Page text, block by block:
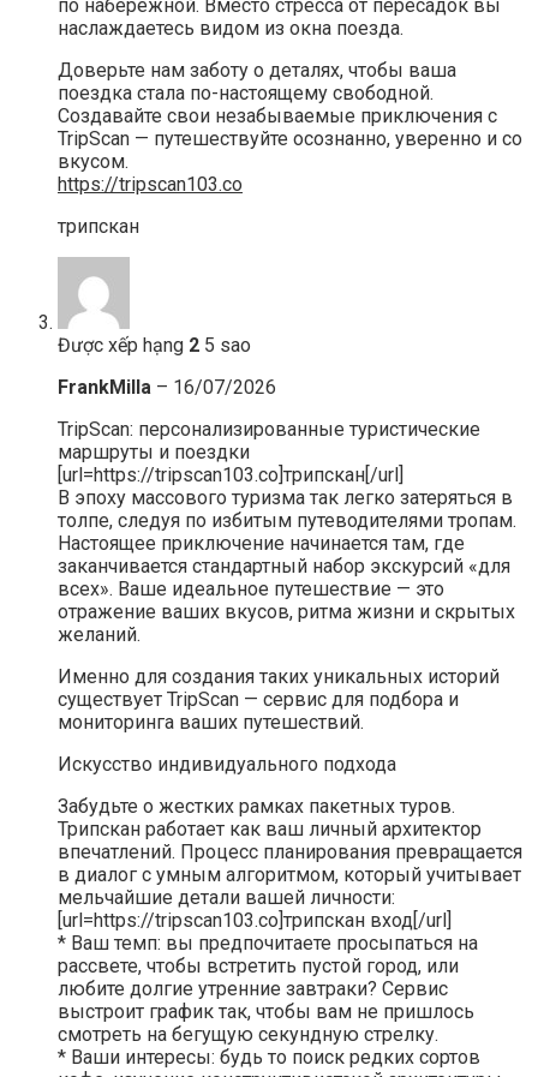
по набережной. Вместо стресса от пересадок вы
наслаждаетесь видом из окна поезда.
Доверьте нам заботу о деталях, чтобы ваша
поездка стала по-настоящему свободной.
Создавайте свои незабываемые приключения с
TripScan — путешествуйте осознанно, уверенно и со
вкусом.
https://tripscan103.co
трипскан
Được xếp hạng 2 5 sao
FrankMilla – 16/07/2026
TripScan: персонализированные туристические
маршруты и поездки
[url=https://tripscan103.co]трипскан[/url]
В эпоху массового туризма так легко затеряться в
толпе, следуя по избитым путеводителями тропам.
Настоящее приключение начинается там, где
заканчивается стандартный набор экскурсий «для
всех». Ваше идеальное путешествие — это
отражение ваших вкусов, ритма жизни и скрытых
желаний.
Именно для создания таких уникальных историй
существует TripScan — сервис для подбора и
мониторинга ваших путешествий.
Искусство индивидуального подхода
Забудьте о жестких рамках пакетных туров.
Трипскан работает как ваш личный архитектор
впечатлений. Процесс планирования превращается
в диалог с умным алгоритмом, который учитывает
мельчайшие детали вашей личности:
[url=https://tripscan103.co]трипскан вход[/url]
* Ваш темп: вы предпочитаете просыпаться на
рассвете, чтобы встретить пустой город, или
любите долгие утренние завтраки? Сервис
выстроит график так, чтобы вам не пришлось
смотреть на бегущую секундную стрелку.
* Ваши интересы: будь то поиск редких сортов